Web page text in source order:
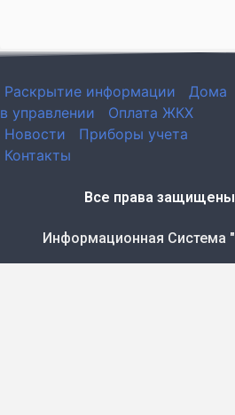
Раскрытие информации
Дома
в управлении
Оплата ЖКХ
Новости
Приборы учета
Контакты
Все права
Информационная Система